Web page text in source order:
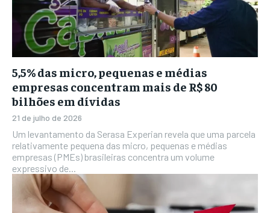
5,5% das micro, pequenas e médias
empresas concentram mais de R$ 80
bilhões em dívidas
21 de julho de 2026
Um levantamento da Serasa Experian revela que uma parcela
relativamente pequena das micro, pequenas e médias
empresas (PMEs) brasileiras concentra um volume
expressivo de...